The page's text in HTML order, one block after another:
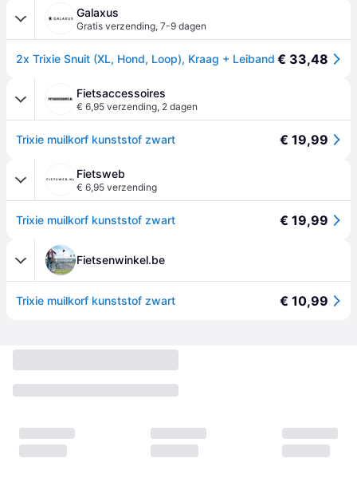
Galaxus
Gratis verzending, 7-9 dagen
2x Trixie Snuit (XL, Hond, Loop), Kraag + Leiband € 33,48
Fietsaccessoires
€ 6,95 verzending, 2 dagen
Trixie muilkorf kunststof zwart € 19,99
Fietsweb
€ 6,95 verzending
Trixie muilkorf kunststof zwart € 19,99
Fietsenwinkel.be
Trixie muilkorf kunststof zwart € 10,99